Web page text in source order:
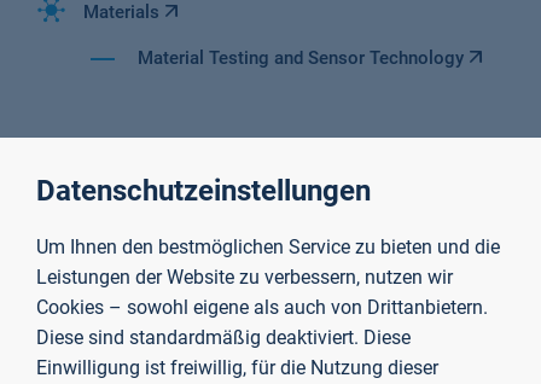
Materials
Material Testing and Sensor Technology
Datenschutzeinstellungen
Um Ihnen den bestmöglichen Service zu bieten und die
Leistungen der Website zu verbessern, nutzen wir
Cookies – sowohl eigene als auch von Drittanbietern.
Diese sind standardmäßig deaktiviert. Diese
Einwilligung ist freiwillig, für die Nutzung dieser